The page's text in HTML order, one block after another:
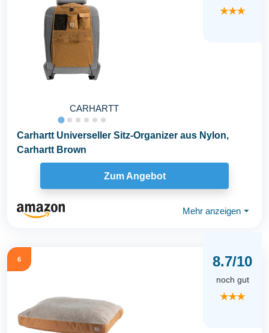
CARHARTT
★★★
Carhartt Universeller Sitz-Organizer aus Nylon,
Carhartt Brown
Zum Angebot
Mehr anzeigen ⏷
6 8.7/10
noch gut
★★★